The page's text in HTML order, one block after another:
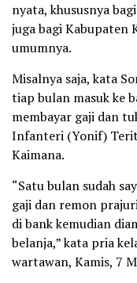
nyata, khususnya
juga bagi Kabupaten
umumnya.
Misalnya saja, kata
tiap bulan masuk ke
membayar gaji dan
Infanteri (Yonif)
Kaimana.
“Satu bulan sudah
gaji dan remon
di bank kemudian
belanja,” kata pria
wartawan, Kamis, 7